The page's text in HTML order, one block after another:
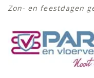
Zon- en feestdagen